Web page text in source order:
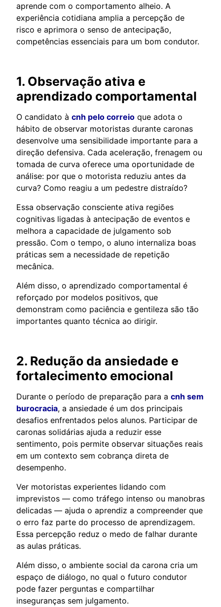
aprende com o comportamento alheio. A
experiência cotidiana amplia a percepção de
risco e aprimora o senso de antecipação,
competências essenciais para um bom condutor.
1. Observação ativa e
aprendizado comportamental
O candidato à cnh pelo correio que adota o
hábito de observar motoristas durante caronas
desenvolve uma sensibilidade importante para a
direção defensiva. Cada aceleração, frenagem ou
tomada de curva oferece uma oportunidade de
análise: por que o motorista reduziu antes da
curva? Como reagiu a um pedestre distraído?
Essa observação consciente ativa regiões
cognitivas ligadas à antecipação de eventos e
melhora a capacidade de julgamento sob
pressão. Com o tempo, o aluno internaliza boas
práticas sem a necessidade de repetição
mecânica.
Além disso, o aprendizado comportamental é
reforçado por modelos positivos, que
demonstram como paciência e gentileza são tão
importantes quanto técnica ao dirigir.
2. Redução da ansiedade e
fortalecimento emocional
Durante o período de preparação para a cnh sem
burocracia, a ansiedade é um dos principais
desafios enfrentados pelos alunos. Participar de
caronas solidárias ajuda a reduzir esse
sentimento, pois permite observar situações reais
em um contexto sem cobrança direta de
desempenho.
Ver motoristas experientes lidando com
imprevistos — como tráfego intenso ou manobras
delicadas — ajuda o aprendiz a compreender que
o erro faz parte do processo de aprendizagem.
Essa percepção reduz o medo de falhar durante
as aulas práticas.
Além disso, o ambiente social da carona cria um
espaço de diálogo, no qual o futuro condutor
pode fazer perguntas e compartilhar
inseguranças sem julgamento.